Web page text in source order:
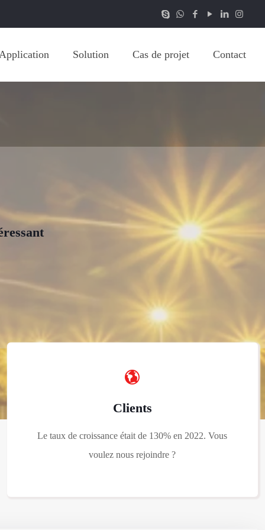
Solution Cas de projet Contact
Clients
Le taux de croissance était de 130% en 2022. Vous
voulez nous rejoindre ?